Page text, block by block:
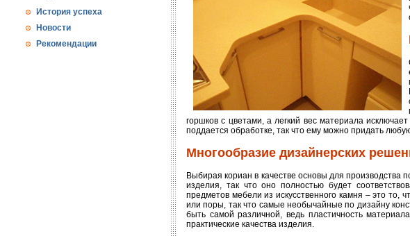
История успеха
Новости
Рекомендации
горшков с цветами, а легкий вес материала
поддается обработке, так что ему можно придать
Многообразие дизайнерских
Выбирая кориан в качестве основы для производства
изделия, так что оно полностью будет
предметов мебели из искусственного камня – это то,
или поры, так что самые необычайные по дизайну
быть самой различной, ведь пластичность
практические качества изделия.